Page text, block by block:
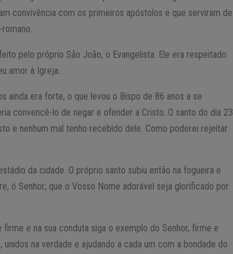
convivência com os primeiros apóstolos e que serviram de
pelo próprio São João, o Evangelista. Ele era respeitado
amor à Igreja.
ainda era forte, o que levou o Bispo de 86 anos a se
convencê-lo de negar e ofender a Cristo. O santo do dia 23
e nenhum mal tenho recebido dele. Como poderei rejeitar
da cidade. O próprio santo subiu então na fogueira e
ó Senhor; que o Vosso Nome adorável seja glorificado por
e na sua conduta siga o exemplo do Senhor, firme e
na verdade e ajudando a cada um com a bondade do